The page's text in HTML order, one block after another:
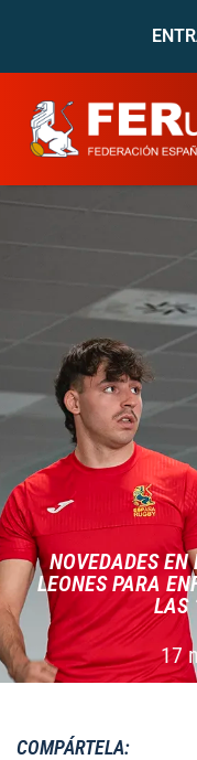
NOVEDADES EN
LEONES PARA
LAS
17
COMPÁRTELA: